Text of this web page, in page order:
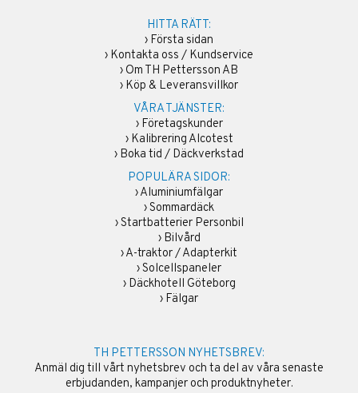
HITTA RÄTT:
› Första sidan
› Kontakta oss / Kundservice
› Om TH Pettersson AB
› Köp & Leveransvillkor
VÅRA TJÄNSTER:
› Företagskunder
› Kalibrering Alcotest
› Boka tid / Däckverkstad
POPULÄRA SIDOR:
›Aluminiumfälgar
›Sommardäck
›Startbatterier Personbil
› Bilvård
›A-traktor / Adapterkit
›Solcellspaneler
› Däckhotell Göteborg
› Fälgar
TH PETTERSSON NYHETSBREV:
Anmäl dig till vårt nyhetsbrev och ta del av våra senaste
erbjudanden, kampanjer och produktnyheter.